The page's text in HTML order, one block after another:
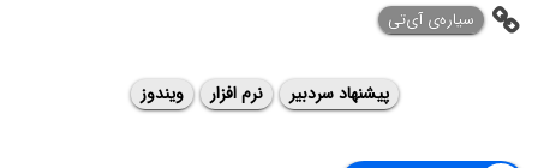
سیاره‌ی ‌آی‌تی
پیشنهاد سردبیر نرم افزار ویندوز